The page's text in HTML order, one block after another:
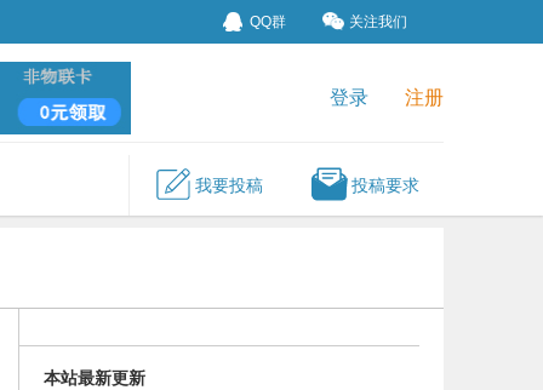
QQ群 关注我们
登录 注册
我要投稿 投稿要求
本站最新更新